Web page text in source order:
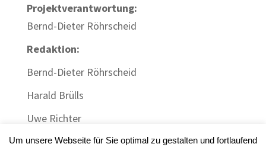
Projektverantwortung:
Bernd-Dieter Röhrscheid
Redaktion:
Bernd-Dieter Röhrscheid
Harald Brülls
Uwe Richter
Um unsere Webseite für Sie optimal zu gestalten und fortlaufend